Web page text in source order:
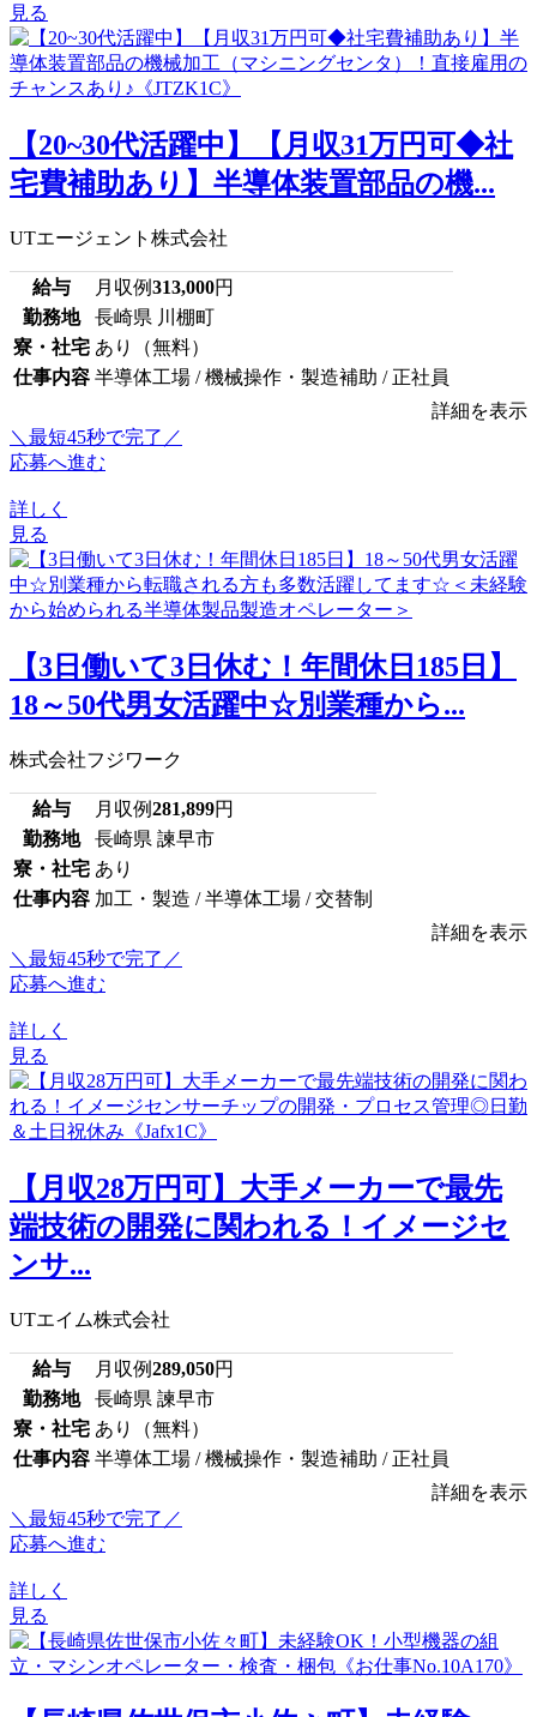
見る
【20~30代活躍中】【月収31万円可◆社
宅費補助あり】半導体装置部品の機...
UTエージェント株式会社
給与 月収例313,000円
勤務地
長崎県 川棚町
寮・社宅 あり（無料）
仕事内容 半導体工場 / 機械操作・製造補助 / 正社員
詳細を表示
＼最短45秒で完了／
応募へ進む
詳しく
見る
【3日働いて3日休む！年間休日185日】
18～50代男女活躍中☆別業種から...
株式会社フジワーク
給与 月収例281,899円
勤務地
長崎県 諫早市
寮・社宅 あり
仕事内容 加工・製造 / 半導体工場 / 交替制
詳細を表示
＼最短45秒で完了／
応募へ進む
詳しく
見る
【月収28万円可】大手メーカーで最先
端技術の開発に関われる！イメージセ
ンサ...
UTエイム株式会社
給与 月収例289,050円
勤務地
長崎県 諫早市
寮・社宅 あり（無料）
仕事内容 半導体工場 / 機械操作・製造補助 / 正社員
詳細を表示
＼最短45秒で完了／
応募へ進む
詳しく
見る